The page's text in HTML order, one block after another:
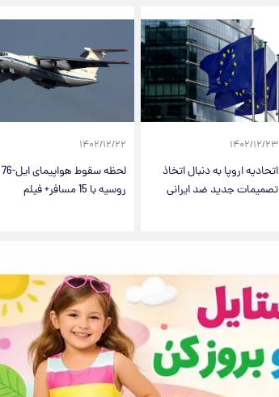
۱۴۰۲/۱۲/۲۳
اتحادیه اروپا به دنبال اتخاذ
تصمیمات جدید ضد ایرانی
۱۴۰۲/۱۲/۲۲
لحظه سقوط هواپیمای ایل-76
روسیه با 15 مسافر+ فیلم